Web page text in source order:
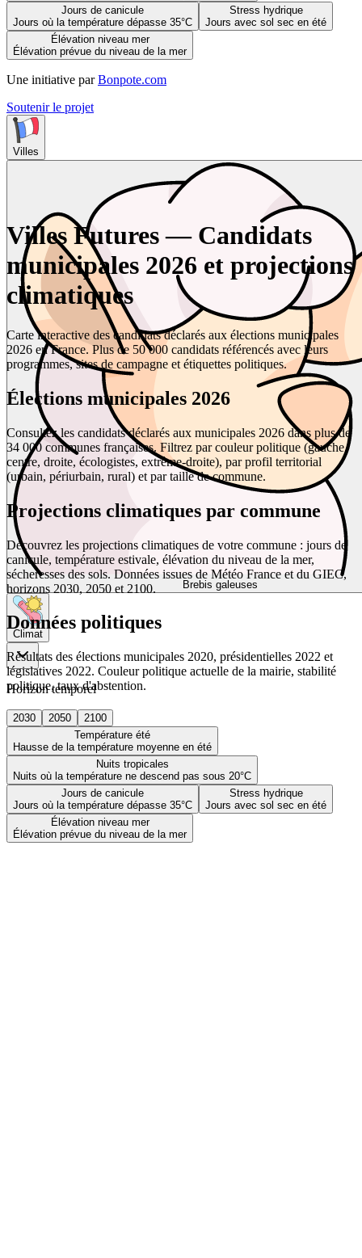
Jours de canicule
Jours où la température dépasse 35°C
Stress hydrique
Jours avec sol sec en été
Élévation niveau mer
Élévation prévue du niveau de la mer
Une initiative par Bonpote.com
Soutenir le projet
Villes
Brebis galeuses
Climat
Horizon temporel
2030 2050
2100
Température été
Hausse de la température moyenne en été
Nuits tropicales
Nuits où la température ne descend pas sous 20°C
Jours de canicule
Jours où la température dépasse 35°C
Stress hydrique
Jours avec sol sec en été
Élévation niveau mer
Élévation prévue du niveau de la mer
Villes Futures — Candidats
municipales 2026 et projections
climatiques
Carte interactive des candidats déclarés aux élections municipales
2026 en France. Plus de 50 000 candidats référencés avec leurs
programmes, sites de campagne et étiquettes politiques.
Élections municipales 2026
Consultez les candidats déclarés aux municipales 2026 dans plus de
34 000 communes françaises. Filtrez par couleur politique (gauche,
centre, droite, écologistes, extrême-droite), par profil territorial
(urbain, périurbain, rural) et par taille de commune.
Projections climatiques par commune
Découvrez les projections climatiques de votre commune : jours de
canicule, température estivale, élévation du niveau de la mer,
sécheresses des sols. Données issues de Météo France et du GIEC,
horizons 2030, 2050 et 2100.
Données politiques
Résultats des élections municipales 2020, présidentielles 2022 et
législatives 2022. Couleur politique actuelle de la mairie, stabilité
politique, taux d'abstention.